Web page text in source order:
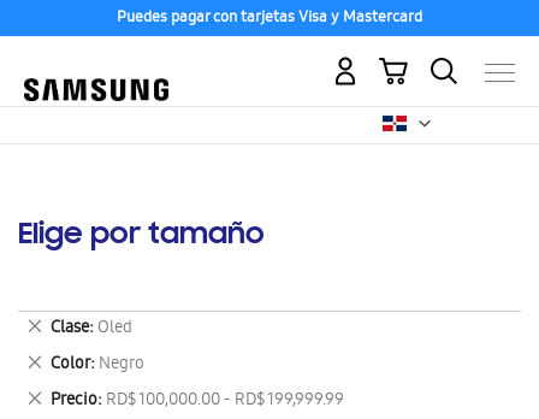
Puedes pagar con tarjetas Visa y Mastercard
Mi carrito
Elige por tamaño
Clase Oled
Eliminar
este
artículo
Color Negro
Eliminar
este
artículo
Precio RD$ 100,000.00 - RD$ 199,999.99
Eliminar